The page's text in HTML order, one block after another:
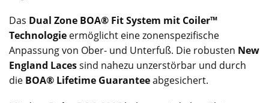
Das Dual Zone BOA® Fit System mit Coiler™
Technologie ermöglicht eine zonenspezifische
Anpassung von Ober- und Unterfuß. Die robusten New
England Lacessind nahezu unzerstörbar und durch
die BOA® Lifetime Guaranteeabgesichert.